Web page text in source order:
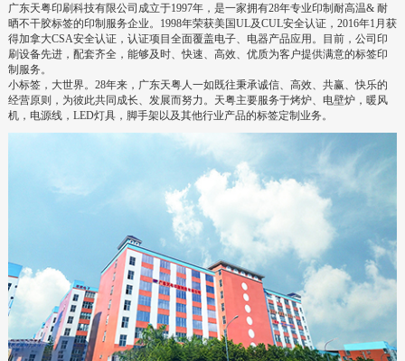
广东天粤印刷科技有限公司成立于1997年，是一家拥有28年专业印制耐高温& 耐
晒不干胶标签的印制服务企业。 1998年荣获美国UL及CUL安全认证， 2016年1 月获
得加拿大CSA安全认证，认证项目全面覆盖电子、电器产品应用。目前，公司印
刷设备先进，配套齐全，能够及时、快速、高效、优质为客户提供满意的标签印
制服务。
小标签，大世界。 28年来，广东天粤人一如既往秉承诚信、高效、共赢、快乐的
经营原则，为彼此共同成长、发展而努力。天粤主要服务于烤炉、电壁炉，暖风
机，电源线， LED灯具，脚手架以及其他行业产品的标签定制业务。